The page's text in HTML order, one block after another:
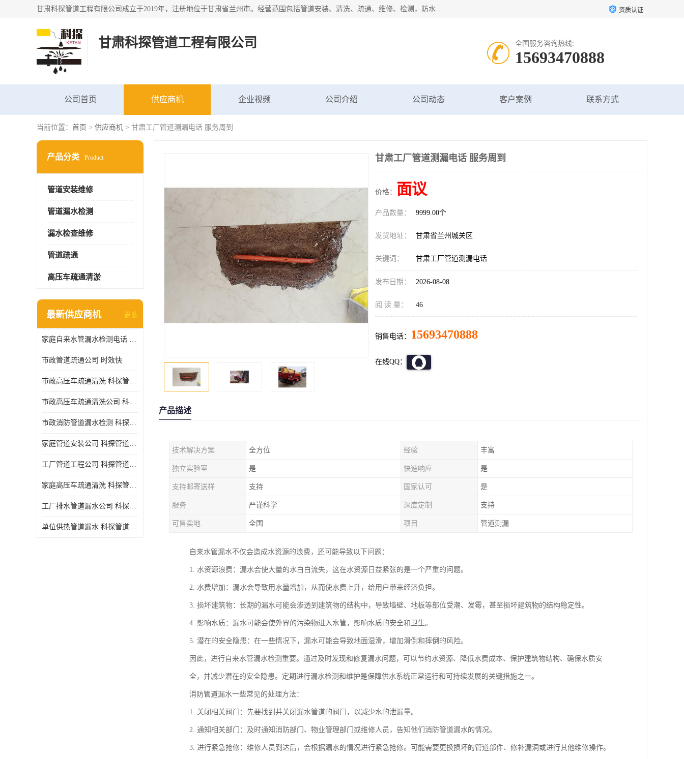
甘肃科探管道工程有限公司成立于2019年，注册地位于甘肃省兰州市。经营范围包括管道安装、清洗、疏通、维修、检测，防水工程，工程钻孔，化粪池清理，暖气安装，给排水管道安装维修，室内外管道如消防、供水、供热管道漏水检测定位，室内外防水堵漏等。 资质认证
甘肃科探管道工程有限公司 全国服务咨询热线:
15693470888
公司首页 供应商机 企业视频 公司介绍 公司动态 客户案例 联系方式
当前位置： 首页 > 供应商机 > 甘肃工厂管道测漏电话 服务周到
产品分类 Product
管道安装维修
管道漏水检测
漏水检查维修
管道疏通
高压车疏通清淤
最新供应商机 更多
家庭自来水管漏水检测电话 服务周到
市政管道疏通公司 时效快
市政高压车疏通清洗 科探管道工程 设备齐
市政高压车疏通清洗公司 科探管道工程 经验丰富
市政消防管道漏水检测 科探管道工程 快速上门
家庭管道安装公司 科探管道工程 团队服务
工厂管道工程公司 科探管道工程 时效快
家庭高压车疏通清洗 科探管道工程 服务周到
工厂排水管道漏水公司 科探管道工程 快速上门
单位供热管道漏水 科探管道工程 设备齐
甘肃工厂管道测漏电话 服务周到
价格： 面议
产品数量： 9999.00个
发货地址： 甘肃省兰州城关区
关键词： 甘肃工厂管道测漏电话
发布日期： 2026-08-08
阅 读 量： 46
销售电话： 15693470888
在线QQ：
产品描述
技术解决方案 全方位 经验 丰富
独立实验室 是 快速响应 是
支持邮寄送样 支持 国家认可 是
服务 严谨科学 深度定制 支持
可售卖地 全国 项目 管道测漏
自来水管漏水不仅会造成水资源的浪费，还可能导致以下问题：
1. 水资源浪费：漏水会使大量的水白白流失，这在水资源日益紧张的是一个严重的问题。
2. 水费增加：漏水会导致用水量增加，从而使水费上升，给用户带来经济负担。
3. 损坏建筑物：长期的漏水可能会渗透到建筑物的结构中，导致墙壁、地板等部位受潮、发霉，甚至损坏建筑物的结构稳定性。
4. 影响水质：漏水可能会使外界的污染物进入水管，影响水质的安全和卫生。
5. 潜在的安全隐患：在一些情况下，漏水可能会导致地面湿滑，增加滑倒和摔倒的风险。
因此，进行自来水管漏水检测重要。通过及时发现和修复漏水问题，可以节约水资源、降低水费成本、保护建筑物结构、确保水质安
全，并减少潜在的安全隐患。定期进行漏水检测和维护是保障供水系统正常运行和可持续发展的关键措施之一。
消防管道漏水一些常见的处理方法：
1. 关闭相关阀门：先要找到并关闭漏水管道的阀门，以减少水的泄漏量。
2. 通知相关部门：及时通知消防部门、物业管理部门或维修人员，告知他们消防管道漏水的情况。
3. 进行紧急抢修：维修人员到达后，会根据漏水的情况进行紧急抢修。可能需要更换损坏的管道部件、修补漏洞或进行其他维修操作。